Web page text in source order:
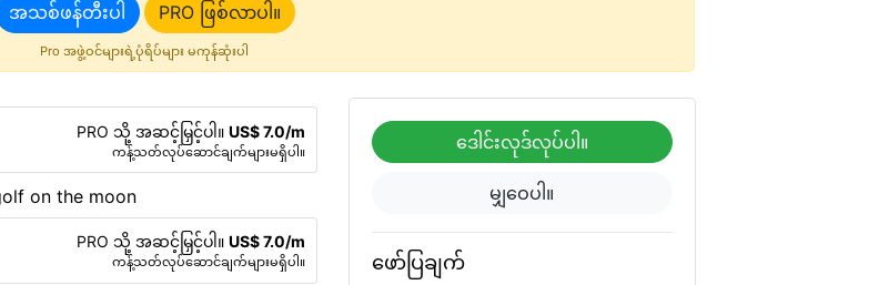
အသစ်ဖန်တီးပါ PRO ဖြစ်လာပါ။
Pro အဖွဲ့ဝင်များရဲ့ပုံရိပ်များ မကုန်ဆုံးပါ
PRO သို့ အဆင့်မြှင့်ပါ။ US$ 7.0/m
ကန့်သတ်လုပ်ဆောင်ချက်များမရှိပါ။
PRO သို့ အဆင့်မြှင့်ပါ။ US$ 7.0/m
ကန့်သတ်လုပ်ဆောင်ချက်များမရှိပါ။
ဒေါင်းလုဒ်လုပ်ပါ။
မျှဝေပါ။
ဖော်ပြချက်